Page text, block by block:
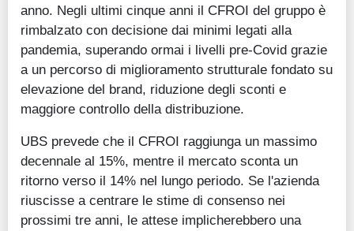
anno. Negli ultimi cinque anni il CFROI del gruppo è
rimbalzato con decisione dai minimi legati alla
pandemia, superando ormai i livelli pre-Covid grazie
a un percorso di miglioramento strutturale fondato su
elevazione del brand, riduzione degli sconti e
maggiore controllo della distribuzione.
UBS prevede che il CFROI raggiunga un massimo
decennale al 15%, mentre il mercato sconta un
ritorno verso il 14% nel lungo periodo. Se l'azienda
riuscisse a centrare le stime di consenso nei
prossimi tre anni, le attese implicherebbero una